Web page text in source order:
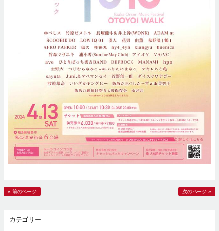
« 前のページ 次のページ »
カテゴリー